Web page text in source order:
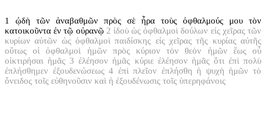
1
ᾠδὴ τῶν ἀναβαθμῶν πρὸς σὲ ἦρα τοὺς ὀφθαλμούς μου τὸν
κατοικοῦντα ἐν τῷ οὐρανῷ 2 ἰδοὺ ὡς ὀφθαλμοὶ δούλων εἰς χεῖρας τῶν
κυρίων αὐτῶν ὡς ὀφθαλμοὶ παιδίσκης εἰς χεῖρας τῆς κυρίας αὐτῆς
οὕτως οἱ ὀφθαλμοὶ ἡμῶν πρὸς κύριον τὸν θεὸν ἡμῶν ἕως οὗ
οἰκτιρήσαι ἡμᾶς 3 ἐλέησον ἡμᾶς κύριε ἐλέησον ἡμᾶς ὅτι ἐπὶ πολὺ
ἐπλήσθημεν ἐξουδενώσεως 4 ἐπὶ πλεῖον ἐπλήσθη ἡ ψυχὴ ἡμῶν τὸ
ὄνειδος τοῖς εὐθηνοῦσιν καὶ ἡ ἐξουδένωσις τοῖς ὑπερηφάνοις